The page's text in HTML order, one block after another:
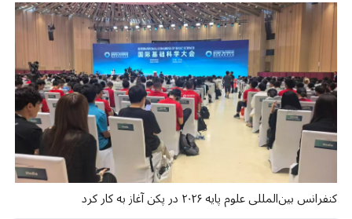
کنفرانس بین‌المللی علوم پایه ۲۰۲۶ در پکن آغاز به کار کرد